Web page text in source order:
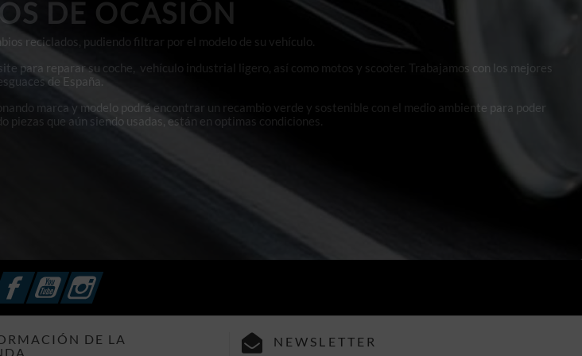
DE OCASIÓN
reciclados, pudiendo filtrar por el modelo de su vehículo.
para reparar su coche, vehículo industrial ligero, así como motos y scooter. Trabajamos con los mejores
de España.
marca y modelo podrá encontrar un recambio verde y sostenible con el medio ambiente para poder
que aún siendo usadas, están en optimas condiciones.
FacebookYouTubeInstagram
DE LA
NEWSLETTER